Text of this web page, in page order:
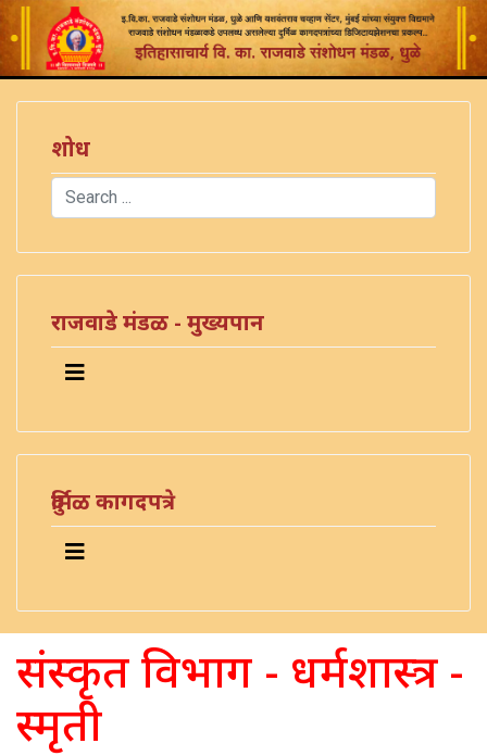
शोध
Search
राजवाडे मंडळ - मुख्यपान
दुर्मिळ कागदपत्रे
संस्कृत विभाग - धर्मशास्त्र -
स्मृती